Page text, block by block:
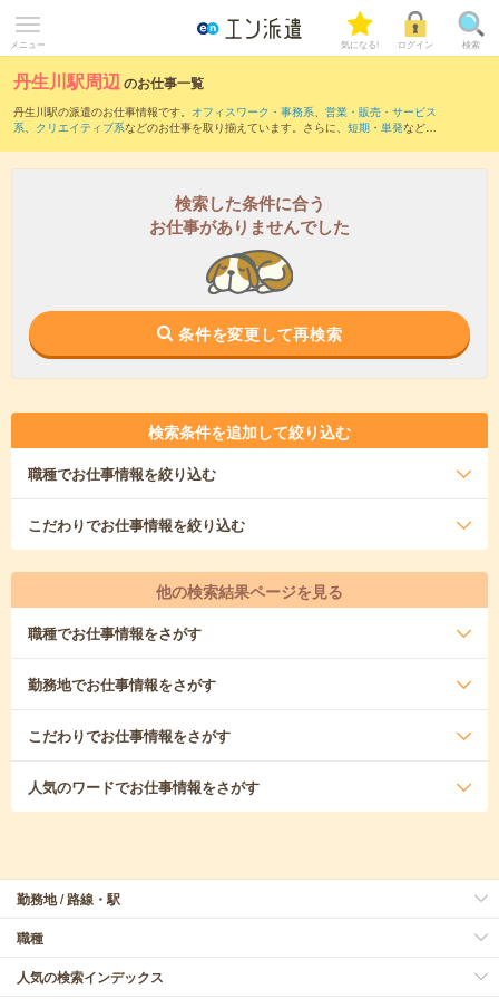
メニュー 気になる! ログイン 検索
丹生川駅周辺のお仕事一覧
丹生川駅の派遣のお仕事情報です。 オフィスワーク・事務系、 営業・販売・サービス
系、 クリエイティブ系などのお仕事を取り揃えています。さらに、 短期 ・ 単発などの
また、多度駅・梅戸井駅・山城駅・阿下喜駅・麻生田駅など近隣駅のお仕事もご確認
検索した条件に合う
お仕事がありませんでした
条件を変更して再検索
検索条件を追加して絞り込む
職種でお仕事情報を絞り込む
こだわりでお仕事情報を絞り込む
他の検索結果ページを見る
職種でお仕事情報をさがす
勤務地でお仕事情報をさがす
こだわりでお仕事情報をさがす
人気のワードでお仕事情報をさがす
勤務地 / 路線・駅
職種
人気の検索インデックス